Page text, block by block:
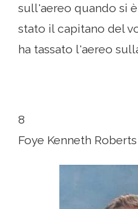
sull'aereo quando si
stato il capitano del
ha tassato l'aereo
8
Foye Kenneth Roberts